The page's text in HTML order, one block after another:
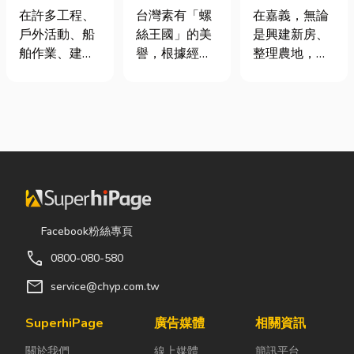
從繩索到安全
網的全方位防
護應用指南
在許多工程、
戶外活動、船
舶作業、建築
網」其實都是
被忽略的設
備。很多人以
為繩子只是拿
其實在專業領
域中，繩索不
關係到安全、
挾具頻繁耗
損？3大關鍵
提升扣件成型
台灣素有「螺
絲王國」的美
譽，根據經濟
額高達 42.1
731816）產
戶對扣件精度
日益嚴苛的趨
地開挖、土方
清運
在嘉義，無論
是興建新房、
整理農地，還
的嘉義挖土
言，從農田整
Facebook粉絲專頁
call 0800-080-580
mail service@chyp.com.tw
SuperhiPage
關於我們
廣告媒體
線上媒體
相關資訊
簡訊平台